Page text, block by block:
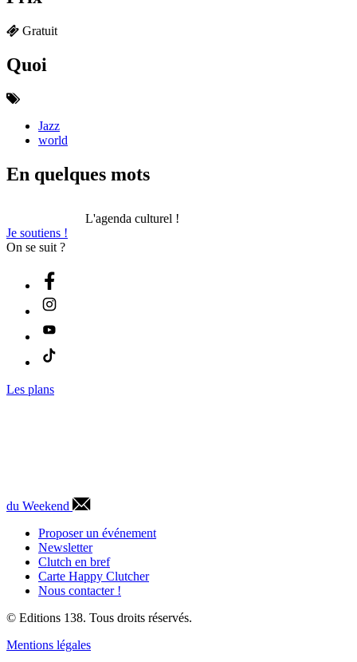
Gratuit
Quoi
Jazz
world
En quelques mots
L'agenda culturel !
Je soutiens !
On se suit ?
Les plans
du Weekend
Proposer un événement
Newsletter
Clutch en bref
Carte Happy Clutcher
Nous contacter !
© Editions 138. Tous droits réservés.
Mentions légales